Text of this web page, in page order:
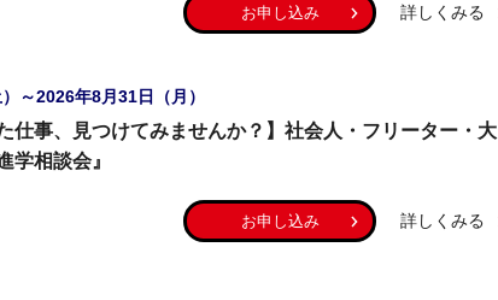
お申し込み 詳しくみる
～2026年8月31日（月）
仕事、見つけてみませんか？】社会人・フリーター・大
学相談会』
お申し込み 詳しくみる